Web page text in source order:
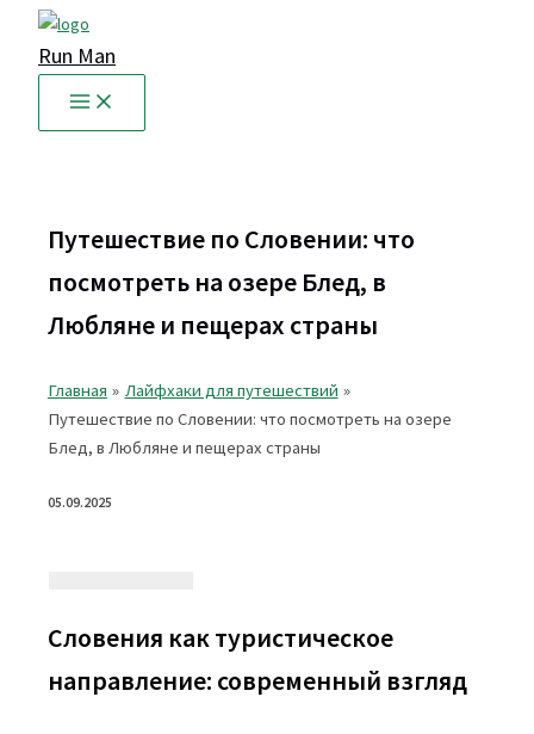
Перейти
содержимому
Run Man
Путешествие по Словении: что
посмотреть на озере Блед, в
Любляне и пещерах страны
Главная
Лайфхаки для путешествий
Путешествие по Словении: что посмотреть на озере
Блед, в Любляне и пещерах страны
05.09.2025
Словения как туристическое
направление: современный взгляд